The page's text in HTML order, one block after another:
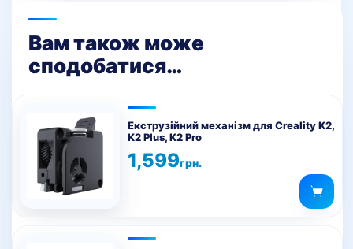
Вам також може
сподобатися…
Екструзійний механізм для Creality K2,
K2 Plus, K2 Pro
1,599грн.